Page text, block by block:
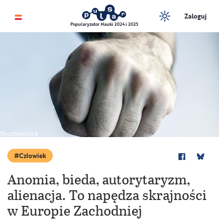
Popularyzator Nauki 2024 i 2025
Zaloguj
Shutterstock
Człowiek
Anomia, bieda, autorytaryzm,
alienacja. To napędza skrajności
w Europie Zachodniej